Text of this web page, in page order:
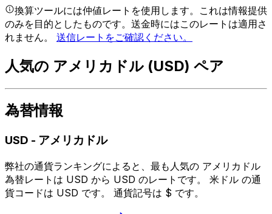
換算ツールには仲値レートを使用します。これは情報提供
のみを目的としたものです。送金時にはこのレートは適用さ
れません。 送信レートをご確認ください。
人気の アメリカドル (USD) ペア
為替情報
USD - アメリカドル
弊社の通貨ランキングによると、最も人気の アメリカドル
為替レートは USD から USD のレートです。 米ドル の通
貨コードは USD です。 通貨記号は $ です。